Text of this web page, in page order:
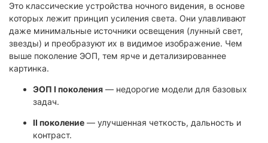
Это классические устройства ночного видения, в основе
которых лежит принцип усиления света. Они улавливают
даже минимальные источники освещения (лунный свет,
звезды) и преобразуют их в видимое изображение. Чем
выше поколение ЭОП, тем ярче и детализированнее
картинка.
ЭОП I поколения — недорогие модели для базовых
задач.
II поколение — улучшенная четкость, дальность и
контраст.